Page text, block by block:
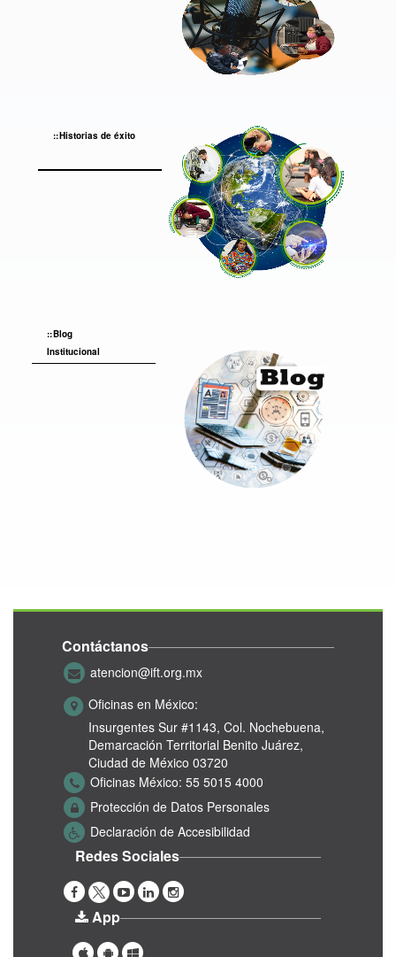
Historias de éxito
Blog
Institucional
Contáctanos
atencion@ift.org.mx
Oficinas en México:
Insurgentes Sur #1143, Col. Nochebuena,
Demarcación Territorial Benito Juárez,
Ciudad de México 03720
Oficinas México: 55 5015 4000
Protección de Datos Personales
Declaración de Accesibilidad
Redes Sociales
App